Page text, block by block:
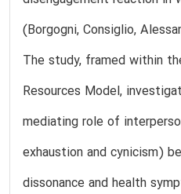
(Borgogni, Consiglio,
The study, framed within
Resources Model,
mediating role of
exhaustion and cynicism)
dissonance and health